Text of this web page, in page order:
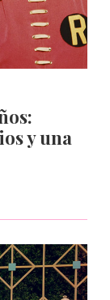
y una